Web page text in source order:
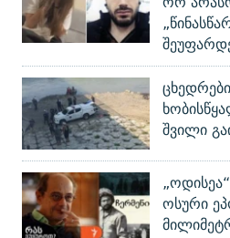
შვილი
ოსური